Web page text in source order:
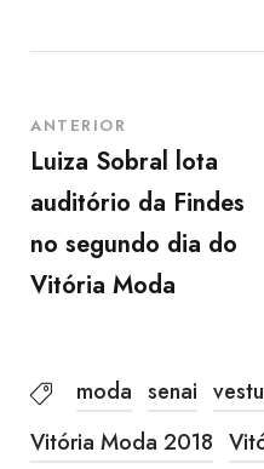
ANTERIOR
Luiza Sobral lota
auditório da Findes
no segundo dia do
Vitória Moda
moda senai
Vitória Moda 2018